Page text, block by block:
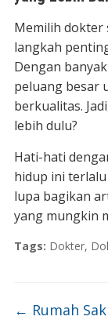
Memilih dokter
langkah
Dengan
peluang besar
berkualitas.
lebih dulu?
Hati-hati
hidup ini
lupa bagikan
yang mungkin
Tags: Dokter,
← Rumah